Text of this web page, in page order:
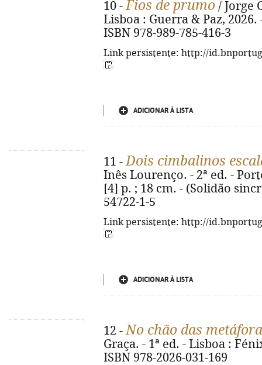
10 -Fios de prumo / Jorge
Lisboa : Guerra & Paz, 2026.
ISBN 978-989-785-416-3
Link persistente: http://
ADICIONAR À LISTA
11 -Dois cimbalinos
Inês Lourenço. - 2ª ed. -
[4] p. ; 18 cm. - (Solidão
54722-1-5
Link persistente: http://
ADICIONAR À LISTA
12 -No chão das
Graça. - 1ª ed. - Lisboa :
ISBN 978-2026-031-169